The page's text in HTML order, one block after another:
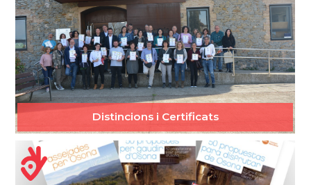
Distincions i Certificats